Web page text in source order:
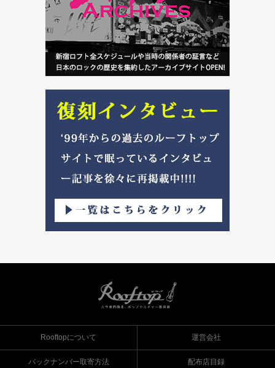
Rooftopについて 運営会社
バックナンバー取寄方法 配布店目録